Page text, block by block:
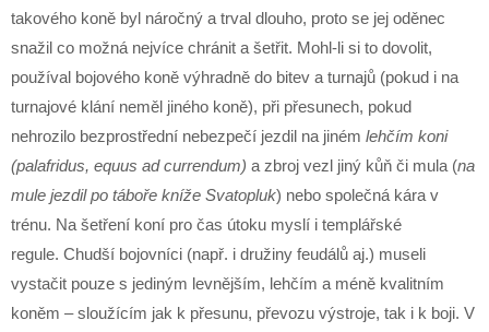
takového koně byl náročný a trval dlouho, proto se jej oděnec
snažil co možná nejvíce chránit a šetřit. Mohl-li si to dovolit,
používal bojového koně výhradně do bitev a turnajů (pokud i na
turnajové klání neměl jiného koně), při přesunech, pokud
nehrozilo bezprostřední nebezpečí jezdil na jiném lehčím koni
(palafridus, equus ad currendum) a zbroj vezl jiný kůň či mula (na
mule jezdil po táboře kníže Svatopluk) nebo společná kára v
trénu. Na šetření koní pro čas útoku myslí i templářské
regule. Chudší bojovníci (např. i družiny feudálů aj.) museli
vystačit pouze s jediným levnějším, lehčím a méně kvalitním
koněm – sloužícím jak k přesunu, převozu výstroje, tak i k boji. V